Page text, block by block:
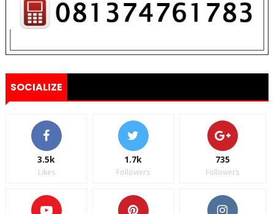
SOCIALIZE
3.5k
Likes
1.7k
Followers
735
Followers